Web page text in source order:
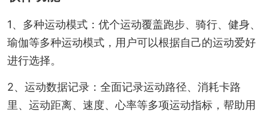
1、多种运动模式：优个运动覆盖跑步、骑行、健身、
瑜伽等多种运动模式，用户可以根据自己的运动爱好
进行选择。
2、运动数据记录：全面记录运动路径、消耗卡路
里、运动距离、速度、心率等多项运动指标，帮助用